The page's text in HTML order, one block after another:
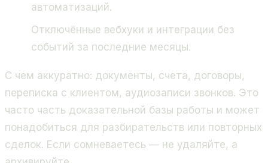
автоматизаций.
Отключённые вебхуки и интеграции без
событий за последние месяцы.
С чем аккуратно: документы, счета, договоры,
переписка с клиентом, аудиозаписи звонков. Это
часто часть доказательной базы работы и может
понадобиться для разбирательств или повторных
сделок. Если сомневаетесь — не удаляйте, а